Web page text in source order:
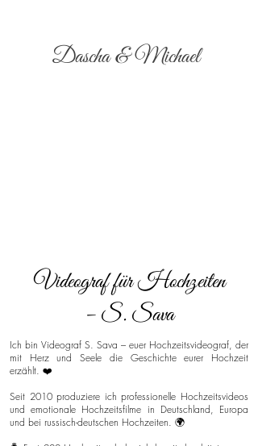
Dascha & Michael
Videograf für Hochzeiten
– S. Sava
Ich bin Videograf S. Sava – euer Hochzeitsvideograf, der
mit Herz und Seele die Geschichte eurer Hochzeit
erzählt. ❤️
Seit 2010 produziere ich professionelle Hochzeitsvideos
und emotionale Hochzeitsfilme in Deutschland, Europa
und bei russisch-deutschen Hochzeiten. 🌍